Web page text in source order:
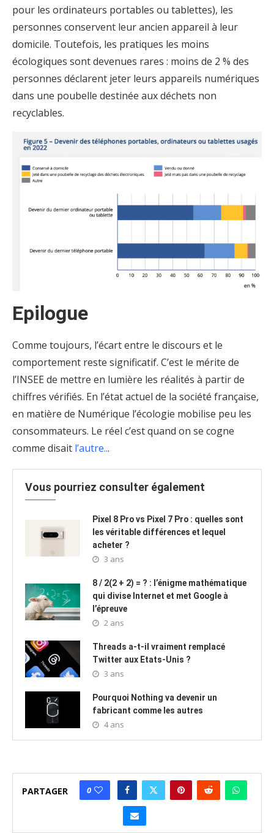
pour les ordinateurs portables ou tablettes), les
personnes conservent leur ancien appareil à leur
domicile. Toutefois, les pratiques les moins
écologiques sont devenues rares : moins de 2 % des
personnes déclarent jeter leurs appareils numériques
dans une poubelle destinée aux déchets non
recyclables.
Epilogue
Comme toujours, l’écart entre le discours et le
comportement reste significatif. C’est le mérite de
l’INSEE de mettre en lumière les réalités à partir de
chiffres vérifiés. En l’état actuel de la société française,
en matière de Numérique l’écologie mobilise peu les
consommateurs. Le réel c’est quand on se cogne
comme disait l’autre...
Vous pourriez consulter également
Pixel 8 Pro vs Pixel 7 Pro : quelles sont
les véritable différences et lequel
acheter ?
3 ans
8 / 2(2 + 2) = ? : l’énigme mathématique
qui divise Internet et met Google à
l’épreuve
2 ans
Threads a-t-il vraiment remplacé
Twitter aux Etats-Unis ?
3 ans
Pourquoi Nothing va devenir un
fabricant comme les autres
4 ans
PARTAGER 0